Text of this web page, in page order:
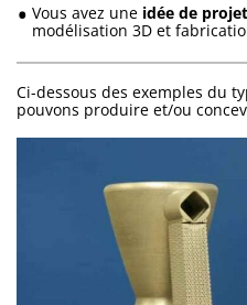
Vous avez une idée de projet
modélisation 3D et
Ci-dessous des exemples du
pouvons produire et/ou